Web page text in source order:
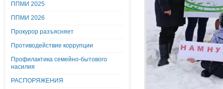
ППМИ 2025
ППМИ 2026
Прокурор разъясняет
Противодействие коррупции
Профилактика семейно-бытового
насилия
РАСПОРЯЖЕНИЯ